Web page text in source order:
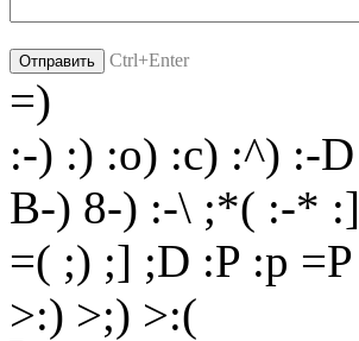
Ctrl+Enter
=)
:-) :) :o) :c) :^) :-D
B-) 8-) :-\ ;*( :-* :]
=( ;) ;] ;D :P :p =P
>:) >;) >:(